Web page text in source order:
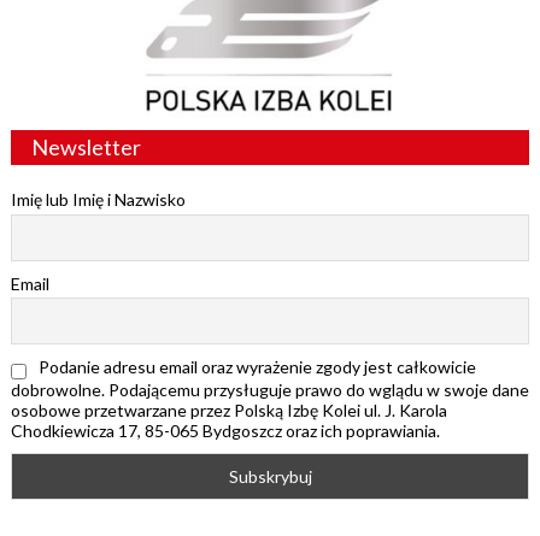
Newsletter
Imię lub Imię i Nazwisko
Email
Podanie adresu email oraz wyrażenie zgody jest całkowicie
dobrowolne. Podającemu przysługuje prawo do wglądu w swoje dane
osobowe przetwarzane przez Polską Izbę Kolei ul. J. Karola
Chodkiewicza 17, 85-065 Bydgoszcz oraz ich poprawiania.